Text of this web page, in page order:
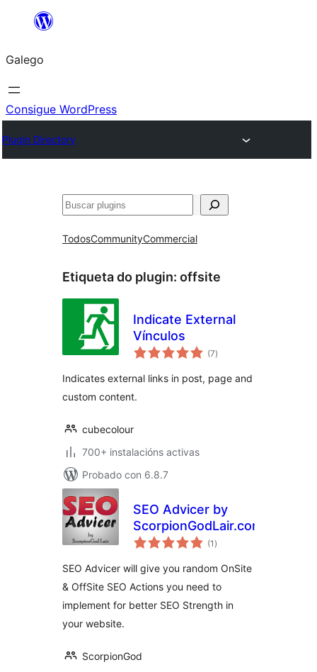
Saltar
contido
Galego
Consigue WordPress
Plugin Directory
Buscar
TodosCommunityCommercial
Etiqueta do plugin: offsite
Indicate External
Vínculos
(7valoracións
totais
)
Indicates external links in post, page and
custom content.
cubecolour
700+ instalacións activas
Probado con 6.8.7
SEO Advicer by
ScorpionGodLair.com
(1 valoracións
totais
)
SEO Advicer will give you random OnSite
& OffSite SEO Actions you need to
implement for better SEO Strength in
your website.
ScorpionGod